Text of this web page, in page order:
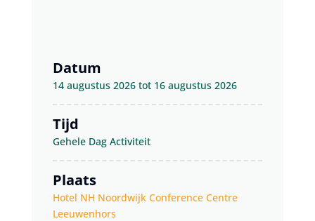
Datum
14 augustus 2026 tot 16 augustus 2026
Tijd
Gehele Dag Activiteit
Plaats
Hotel NH Noordwijk Conference Centre
Leeuwenhors